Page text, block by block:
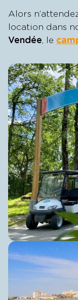
Alors
location dans
Vendée, le